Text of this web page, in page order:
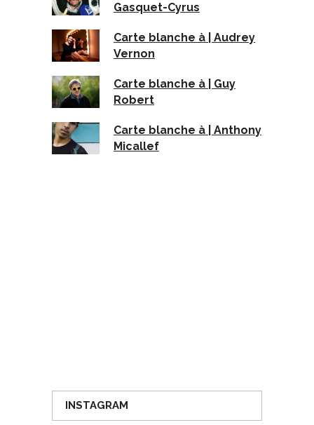
Gasquet-Cyrus
Carte blanche à | Audrey
Vernon
Carte blanche à | Guy
Robert
Carte blanche à | Anthony
Micallef
INSTAGRAM